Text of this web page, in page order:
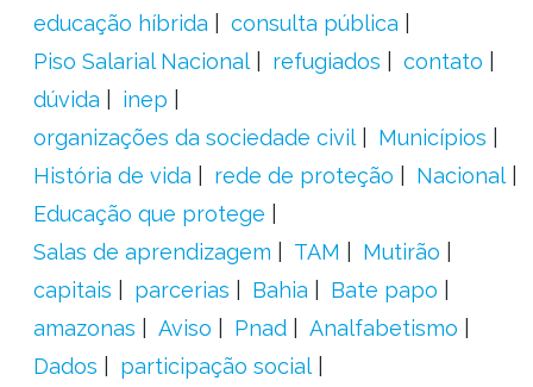
educação híbrida
consulta pública
Piso Salarial Nacional
refugiados
contato
dúvida
inep
organizações da sociedade civil
Municípios
História de vida
rede de proteção
Nacional
Educação que protege
Salas de aprendizagem
TAM
Mutirão
capitais
parcerias Bahia
Bate papo
amazonas
Aviso Pnad
Analfabetismo
Dados
participação social